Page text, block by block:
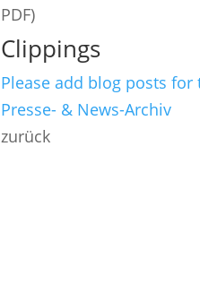
PDF)
Clippings
Please add blog posts
Presse- & News-Archiv
zurück